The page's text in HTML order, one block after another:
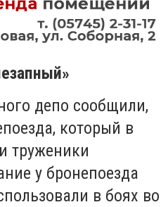
депо сообщили,
который в
труженики
у бронепоезда
в боях во